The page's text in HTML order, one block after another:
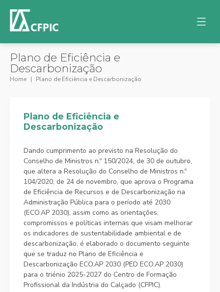
Plano de Eficiência e
Descarbonização
Home Plano de Eficiência e Descarbonização
Plano de Eficiência e
Descarbonização
Dando cumprimento ao previsto na Resolução do
Conselho de Ministros n.º 150/2024, de 30 de outubro,
que altera a Resolução do Conselho de Ministros n.º
104/2020, de 24 de novembro, que aprova o Programa
de Eficiência de Recursos e de Descarbonização na
Administração Pública para o período até 2030
(ECO.AP 2030), assim como as orientações,
compromissos e políticas internas que visam melhorar
os indicadores de sustentabilidade ambiental e de
descarbonização, é elaborado o documento seguinte
que se traduz no Plano de Eficiência e
Descarbonização ECO.AP 2030 (PED ECO.AP 2030)
para o triénio 2025-2027 do Centro de Formação
Profissional da Indústria do Calçado (CFPIC).